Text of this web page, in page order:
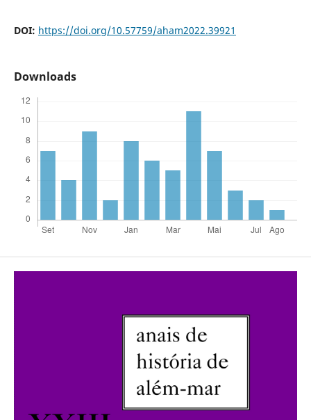
DOI: https://doi.org/10.57759/aham2022.39921
Downloads